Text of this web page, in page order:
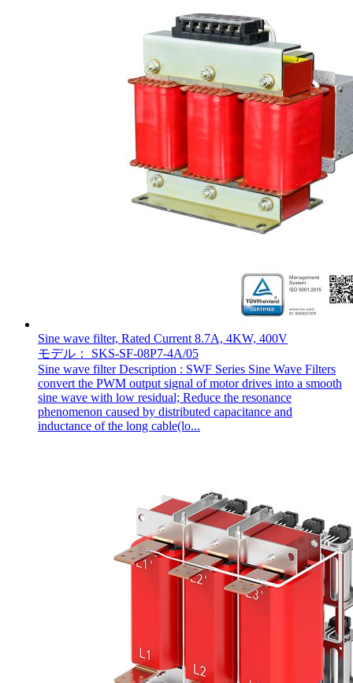
Sine wave filter, Rated Current 8.7A, 4KW, 400V
モデル： SKS-SF-08P7-4A/05
Sine wave filter Description : SWF Series Sine Wave Filters
convert the PWM output signal of motor drives into a smooth
sine wave with low residual; Reduce the resonance
phenomenon caused by distributed capacitance and
inductance of the long cable(lo...